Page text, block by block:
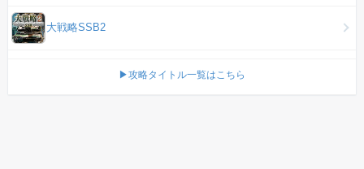
大戦略SSB2
▶攻略タイトル一覧はこちら